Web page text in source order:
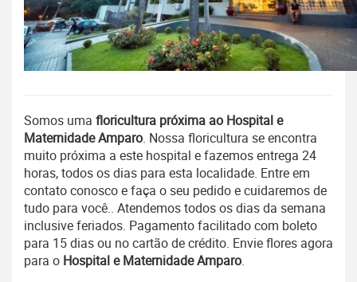
Somos uma floricultura próxima ao Hospital e
Maternidade Amparo. Nossa floricultura se encontra
muito próxima a este hospital e fazemos entrega 24
horas, todos os dias para esta localidade. Entre em
contato conosco e faça o seu pedido e cuidaremos de
tudo para você.. Atendemos todos os dias da semana
inclusive feriados. Pagamento facilitadocom boleto
para 15 dias ou no cartão de crédito. Envie flores agora
para o Hospital e Maternidade Amparo.